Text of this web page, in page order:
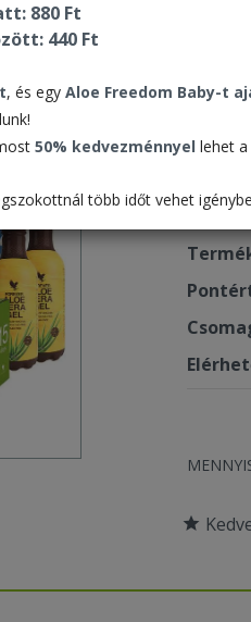
880 Ft
440 Ft
, és egy Aloe Freedom Baby-t
50% kedvezménnyel lehet a
több időt vehet